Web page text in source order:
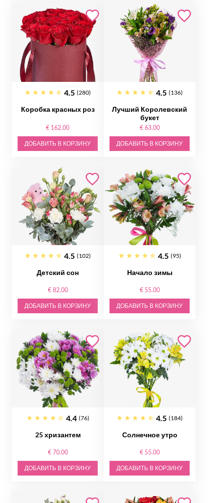
4.5 (280)
Коробка красных роз
€ 162.00
ДОБАВИТЬ В КОРЗИНУ
4.5 (136)
Лучший Королевский
букет
€ 63.00
ДОБАВИТЬ В КОРЗИНУ
4.5 (102)
Детский сон
€ 82.00
ДОБАВИТЬ В КОРЗИНУ
4.5 (95)
Начало зимы
€ 55.00
ДОБАВИТЬ В КОРЗИНУ
4.4 (76)
25 хризантем
€ 70.00
ДОБАВИТЬ В КОРЗИНУ
4.5 (184)
Солнечное утро
€ 55.00
ДОБАВИТЬ В КОРЗИНУ